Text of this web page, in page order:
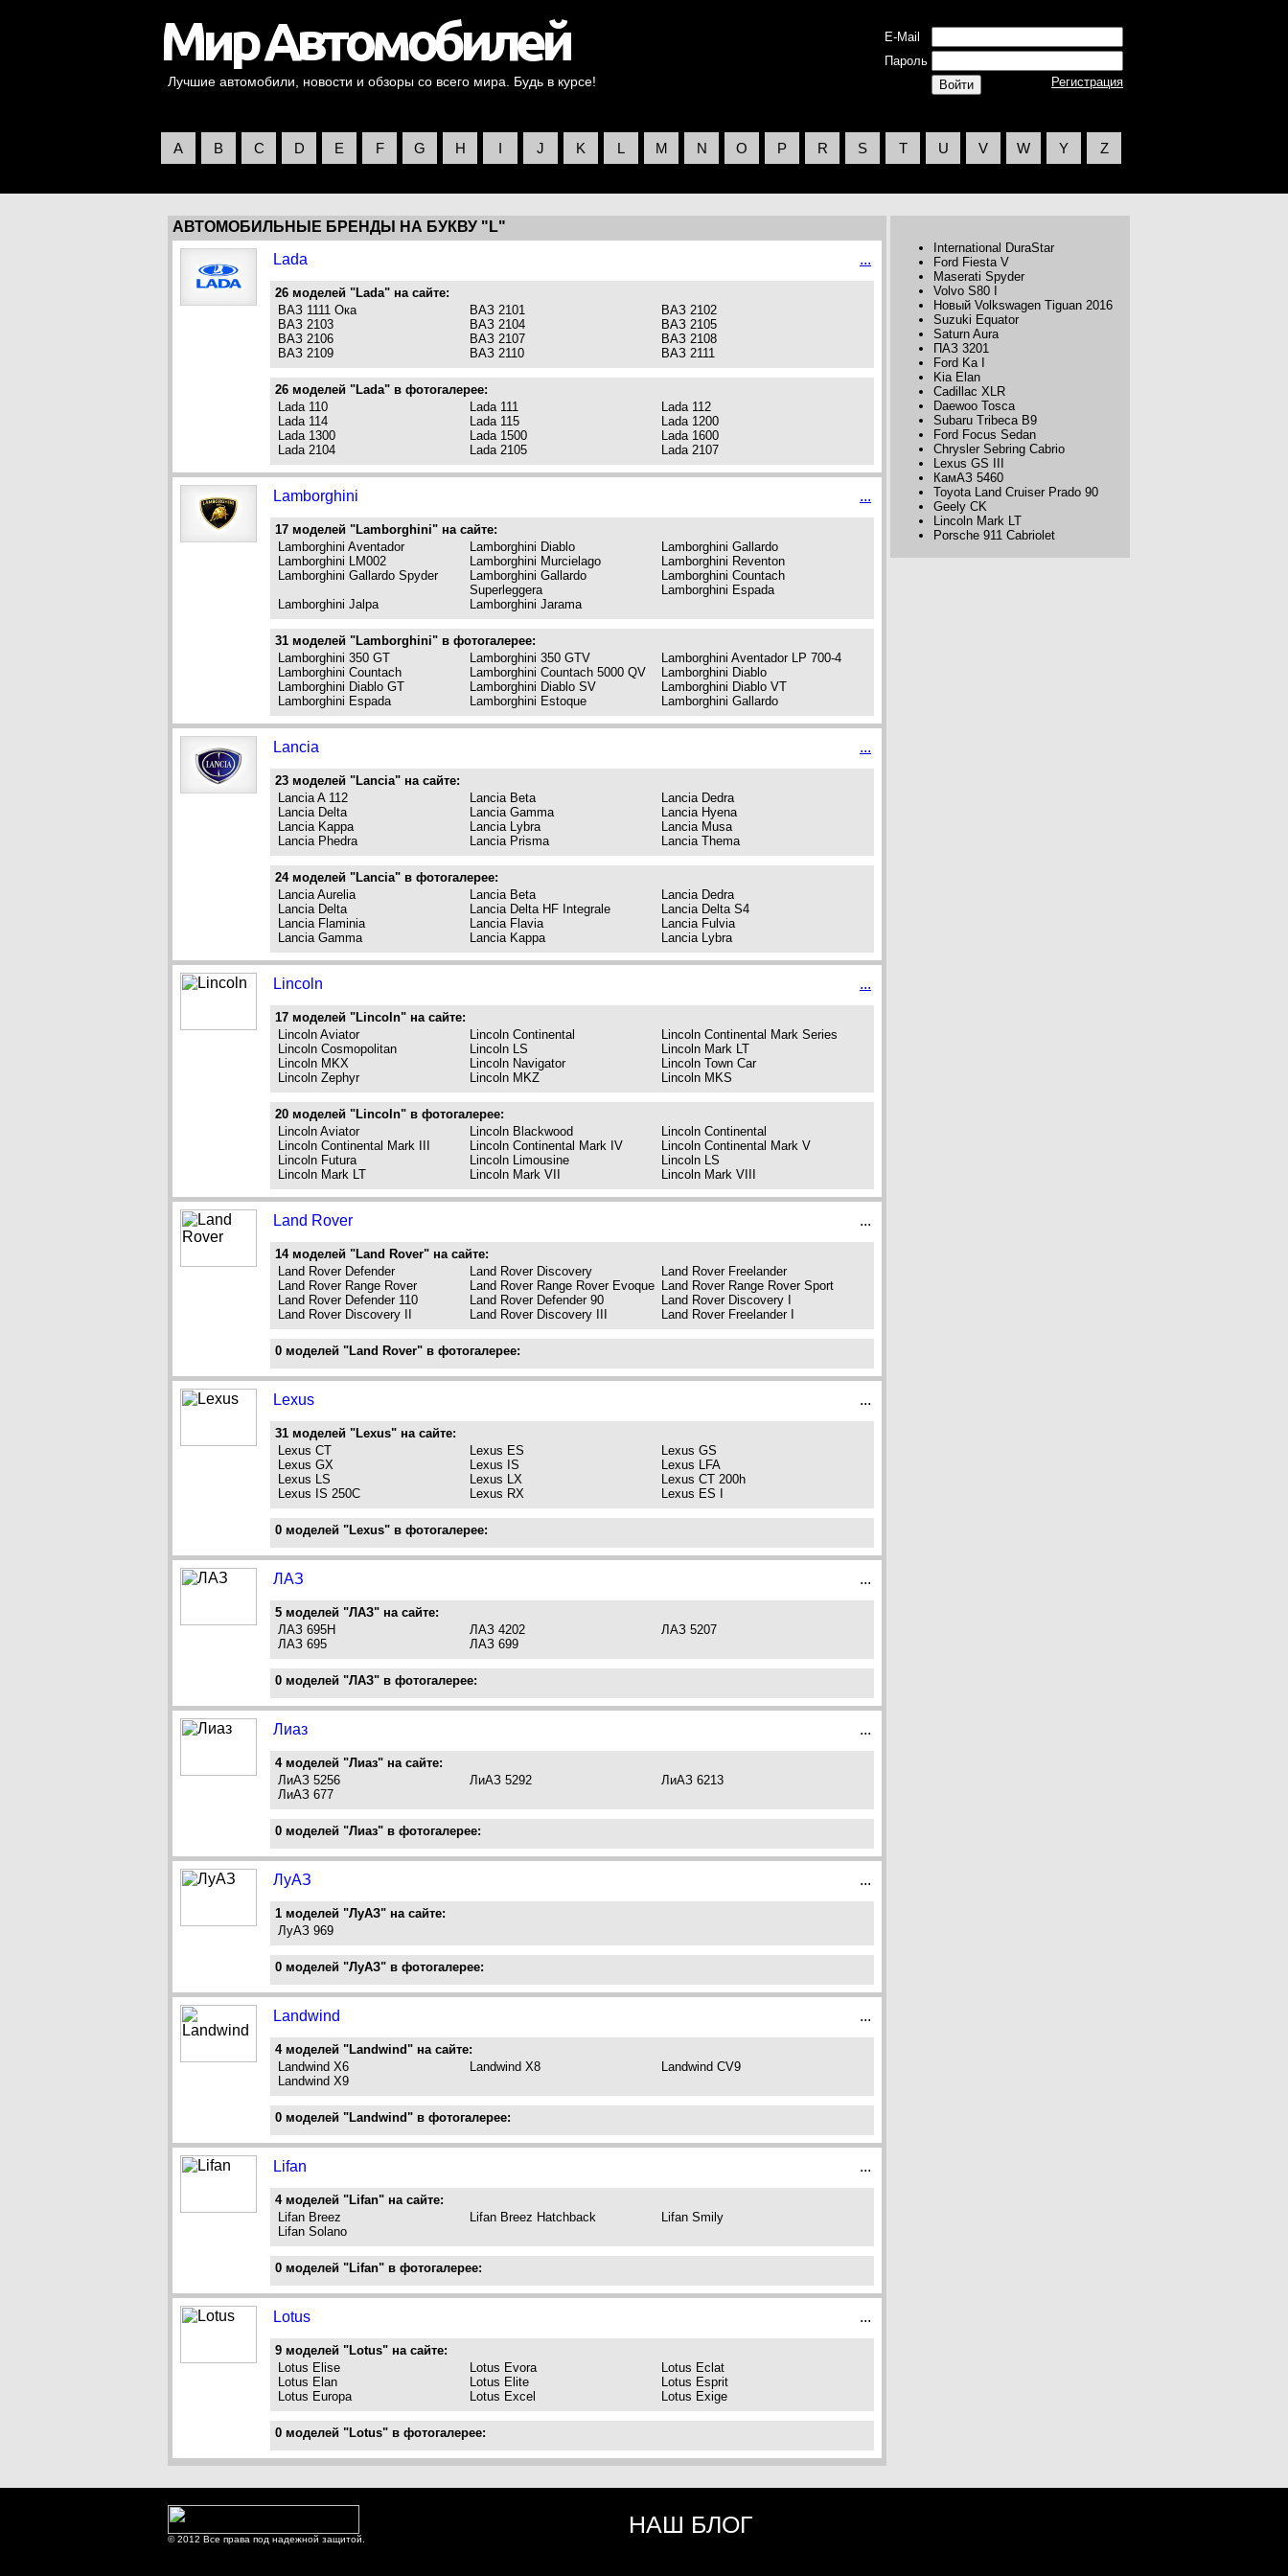
Лучшие автомобили, новости и обзоры со всего мира. Будь в курсе!
E-Mail
Пароль
Регистрация
A B C D E F G H I J K L M N O P R S T U V W Y Z
АВТОМОБИЛЬНЫЕ БРЕНДЫ НА БУКВУ "L"
Lada
...
26 моделей "Lada" на сайте:
ВАЗ 1111 Ока
ВАЗ 2101
ВАЗ 2102
ВАЗ 2103
ВАЗ 2104
ВАЗ 2105
ВАЗ 2106
ВАЗ 2107
ВАЗ 2108
ВАЗ 2109
ВАЗ 2110 ВАЗ 2111
26 моделей "Lada" в фотогалерее:
Lada 110
Lada 111
Lada 112
Lada 114
Lada 115
Lada 1200
Lada 1300
Lada 1500
Lada 1600
Lada 2104
Lada 2105 Lada 2107
Lamborghini ...
17 моделей "Lamborghini" на сайте:
Lamborghini Aventador
Lamborghini Diablo
Lamborghini Gallardo
Lamborghini LM002
Lamborghini Murcielago
Lamborghini Reventon
Lamborghini Gallardo Spyder
Lamborghini Gallardo
Superleggera
Lamborghini Countach
Lamborghini Espada
Lamborghini Jalpa
Lamborghini Jarama
31 моделей "Lamborghini" в фотогалерее:
Lamborghini 350 GT
Lamborghini 350 GTV
Lamborghini Aventador LP 700-4
Lamborghini Countach
Lamborghini Countach 5000 QV
Lamborghini Diablo
Lamborghini Diablo GT
Lamborghini Diablo SV
Lamborghini Diablo VT
Lamborghini Espada
Lamborghini Estoque Lamborghini Gallardo
Lancia ...
23 моделей "Lancia" на сайте:
Lancia A 112
Lancia Beta
Lancia Dedra
Lancia Delta
Lancia Gamma
Lancia Hyena
Lancia Kappa
Lancia Lybra
Lancia Musa
Lancia Phedra
Lancia Prisma Lancia Thema
24 моделей "Lancia" в фотогалерее:
Lancia Aurelia
Lancia Beta
Lancia Dedra
Lancia Delta
Lancia Delta HF Integrale
Lancia Delta S4
Lancia Flaminia
Lancia Flavia
Lancia Fulvia
Lancia Gamma
Lancia Kappa Lancia Lybra
Lincoln ...
17 моделей "Lincoln" на сайте:
Lincoln Aviator
Lincoln Continental
Lincoln Continental Mark Series
Lincoln Cosmopolitan
Lincoln LS
Lincoln Mark LT
Lincoln MKX
Lincoln Navigator
Lincoln Town Car
Lincoln Zephyr
Lincoln MKZ Lincoln MKS
20 моделей "Lincoln" в фотогалерее:
Lincoln Aviator
Lincoln Blackwood
Lincoln Continental
Lincoln Continental Mark III
Lincoln Continental Mark IV
Lincoln Continental Mark V
Lincoln Futura
Lincoln Limousine
Lincoln LS
Lincoln Mark LT
Lincoln Mark VII Lincoln Mark VIII
Land Rover ...
14 моделей "Land Rover" на сайте:
Land Rover Defender
Land Rover Discovery
Land Rover Freelander
Land Rover Range Rover
Land Rover Range Rover Evoque Land Rover Range Rover Sport
Land Rover Defender 110
Land Rover Defender 90
Land Rover Discovery I
Land Rover Discovery II
Land Rover Discovery III Land Rover Freelander I
0 моделей "Land Rover" в фотогалерее:
Lexus ...
31 моделей "Lexus" на сайте:
Lexus CT
Lexus ES
Lexus GS
Lexus GX
Lexus IS
Lexus LFA
Lexus LS
Lexus LX
Lexus CT 200h
Lexus IS 250C
Lexus RX Lexus ES I
0 моделей "Lexus" в фотогалерее:
ЛАЗ ...
5 моделей "ЛАЗ" на сайте:
ЛАЗ 695Н
ЛАЗ 4202
ЛАЗ 5207
ЛАЗ 695
ЛАЗ 699
0 моделей "ЛАЗ" в фотогалерее:
Лиаз ...
4 моделей "Лиаз" на сайте:
ЛиАЗ 5256
ЛиАЗ 5292
ЛиАЗ 6213
ЛиАЗ 677
0 моделей "Лиаз" в фотогалерее:
ЛуАЗ ...
1 моделей "ЛуАЗ" на сайте:
ЛуАЗ 969
0 моделей "ЛуАЗ" в фотогалерее:
Landwind ...
4 моделей "Landwind" на сайте:
Landwind X6
Landwind X8
Landwind CV9
Landwind X9
0 моделей "Landwind" в фотогалерее:
Lifan ...
4 моделей "Lifan" на сайте:
Lifan Breez
Lifan Breez Hatchback
Lifan Smily
Lifan Solano
0 моделей "Lifan" в фотогалерее:
Lotus ...
9 моделей "Lotus" на сайте:
Lotus Elise
Lotus Evora
Lotus Eclat
Lotus Elan
Lotus Elite
Lotus Esprit
Lotus Europa
Lotus Excel Lotus Exige
0 моделей "Lotus" в фотогалерее:
International DuraStar
Ford Fiesta V
Maserati Spyder
Volvo S80 I
Новый Volkswagen Tiguan 2016
Suzuki Equator
Saturn Aura
ПАЗ 3201
Ford Ka I
Kia Elan
Cadillac XLR
Daewoo Tosca
Subaru Tribeca B9
Ford Focus Sedan
Chrysler Sebring Cabrio
Lexus GS III
КамАЗ 5460
Toyota Land Cruiser Prado 90
Geely CK
Lincoln Mark LT
Porsche 911 Cabriolet
© 2012 Все права под надежной защитой.
НАШ БЛОГ